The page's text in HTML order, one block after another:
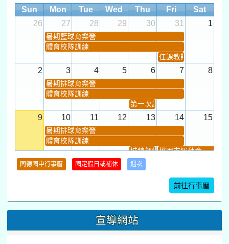
Sun Mon Tue Wed Thu Fri
Sat
26
27 28 29 30 31 1
暑期籃球育樂營
體育校隊訓練
任課教師抽籤
2 3 4 5 6 7 8
暑期排球育樂營
體育校隊訓練
第一次課發會 (12:30~)
9 10 11 12 13 14 15
暑期排球育樂營
體育校隊訓練
城鎮韌性(防空)演習
桃園市運動會
暑期體育育樂營結束
21 22
桃園市運動會
數感實驗夏令營(整天)
同德國中行事曆 國定假日或補休 週次
前往行事曆
宣導網站